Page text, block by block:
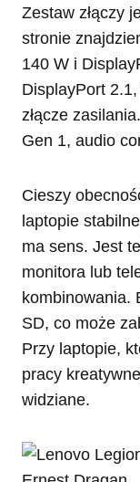
Zestaw złączy
stronie
140 W i
DisplayPort
złącze
Gen 1, audio
Cieszy
laptopie
ma sens. Jest
monitora lub
kombinowania.
SD, co może
Przy laptopie,
pracy
widziane.